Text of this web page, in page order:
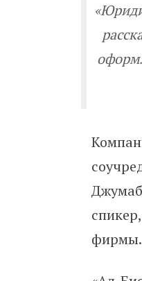
фирмы.